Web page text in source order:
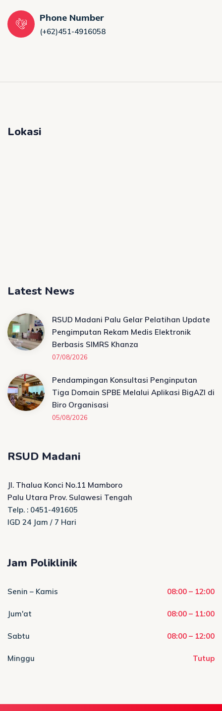
Phone Number
(+62)451-4916058
Lokasi
Latest News
RSUD Madani Palu Gelar Pelatihan Update
Pengimputan Rekam Medis Elektronik
Berbasis SIMRS Khanza
07/08/2026
Pendampingan Konsultasi Penginputan
Tiga Domain SPBE Melalui Aplikasi BigAZI di
Biro Organisasi
05/08/2026
RSUD Madani
Jl. Thalua Konci No.11 Mamboro
Palu Utara Prov. Sulawesi Tengah
Telp. : 0451-491605
IGD 24 Jam / 7 Hari
Jam Poliklinik
Senin – Kamis 08:00 – 12:00
Jum'at 08:00 – 11:00
Sabtu 08:00 – 12:00
Minggu Tutup